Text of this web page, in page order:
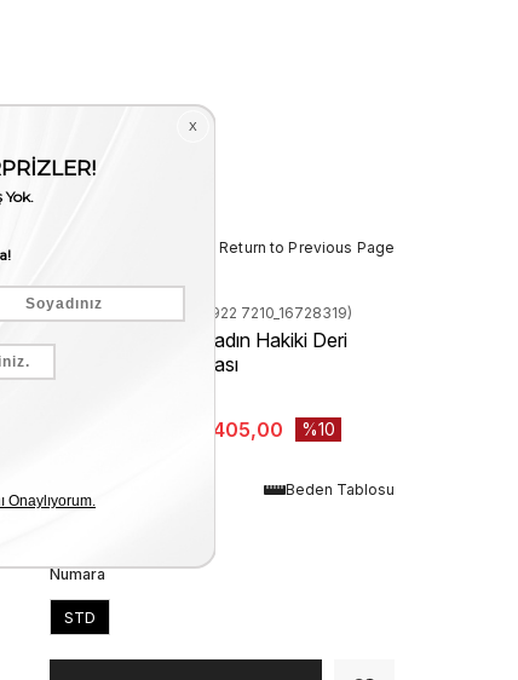
< < Return to Previous Page
Stock Code (240VTK922 7210_16728319)
Valentino Orlandi Kadın Hakiki Deri
Pembe Omuz Çantası
₺18.405,00 10
Beden Tablosu
Numara
STD